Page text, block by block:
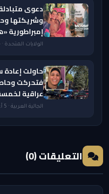
دعوى
وشريكتها
الولايات المتحدة · 6 أغسطس 2026 — 7:20 AM
حاولت إعادة
فتحركت
عراقية
الجالية العربية · 5 أغسطس 2026 — 1:50 PM
التعليقات (0)